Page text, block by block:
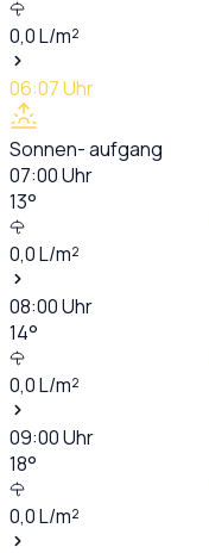
0,0L/m²
06:07Uhr
Sonnen- aufgang
07:00Uhr
13°
0,0L/m²
08:00Uhr
14°
0,0L/m²
09:00Uhr
18°
0,0L/m²